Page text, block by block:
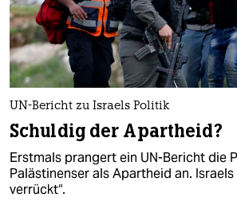
UN-Bericht zu Israels Politik
Schuldig der Apartheid?
Erstmals prangert ein UN-Bericht die
Palästinenser als Apartheid an. Israels
verrückt“.